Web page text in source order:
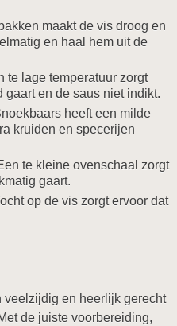
maakt de vis droog en
en haal hem uit de
te lage temperatuur zorgt
gaart en de saus niet indikt.
heeft een milde
kruiden en specerijen
te kleine ovenschaal zorgt
gaart.
op de vis zorgt ervoor dat
veelzijdig en heerlijk gerecht
de juiste voorbereiding,